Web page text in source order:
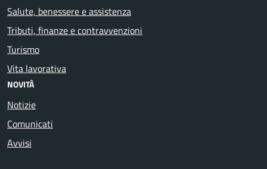
Salute, benessere e assistenza
Tributi, finanze e contravvenzioni
Turismo
Vita lavorativa
NOVITÀ
Notizie
Comunicati
Avvisi